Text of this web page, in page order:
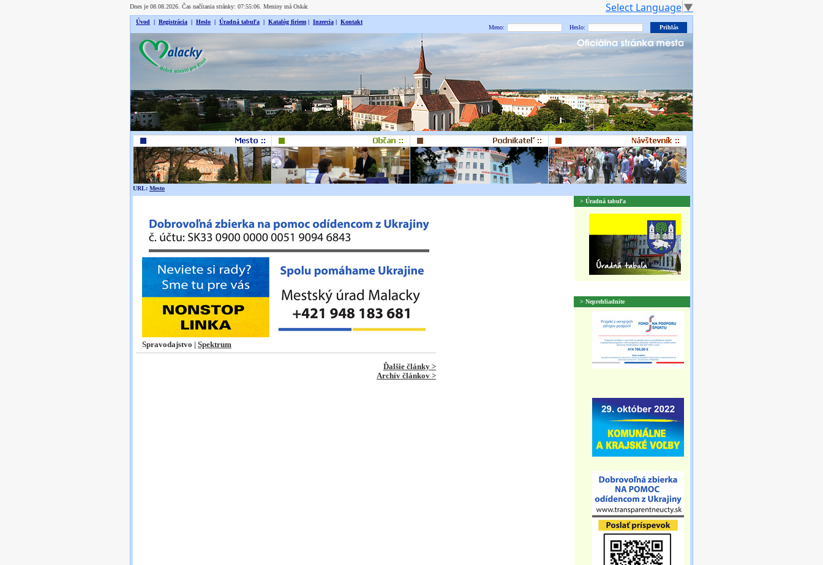
Dnes je 08.08.2026. Čas načítania stránky: 07:55:06. Meniny má Oskár. Select Language▼
Úvod | Registrácia | Heslo | Úradná tabuľa | Katalóg firiem | Inzercia | Kontakt
Meno:
Heslo:
URL: Mesto
> Úradná tabuľa
> Neprehliadnite
Spravodajstvo | Spektrum
Ďalšie články >
Archív článkov >